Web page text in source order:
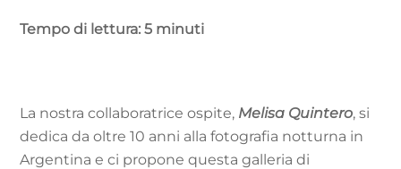
Tempo di lettura: 5 minuti
La nostra collaboratrice ospite, Melisa Quintero, si
dedica da oltre 10 anni alla fotografia notturna in
Argentina e ci propone questa galleria di